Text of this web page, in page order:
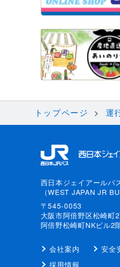
トップページ 運
西日本ジェイアールバ
（WEST JAPAN JR
〒545-0053
大阪市阿倍野区松崎町
阿倍野松崎町NKビル2
会社案内
安全
採用情報